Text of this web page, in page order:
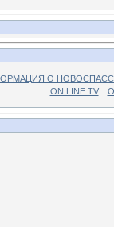
О
ON LINE TV